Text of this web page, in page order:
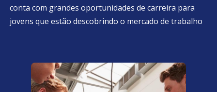
conta com grandes oportunidades de carreira para
jovens que estão descobrindo o mercado de trabalho